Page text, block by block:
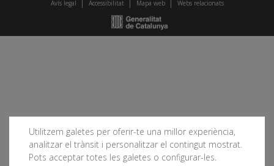
Utilitzem galetes per oferir-te una millor experiència,
analitzar el trànsit i personalitzar el contingut mostrat.
Pots acceptar totes les galetes o configurar-les.
Avís legal Accessibilitat Mapa web Webs relacionats